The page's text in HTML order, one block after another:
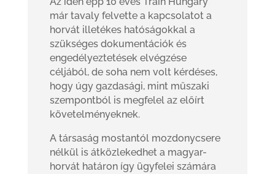
már tavaly felvette a kapcsolatot a
horvát illetékes hatóságokkal a
szükséges dokumentációk és
engedélyeztetések elvégzése
céljából, de soha nem volt kérdéses,
hogy úgy gazdasági, mint műszaki
szempontból is megfelel az előírt
követelményeknek.
A társaság mostantól mozdonycsere
nélkül is átközlekedhet a magyar-
horvát határon így ügyfelei számára